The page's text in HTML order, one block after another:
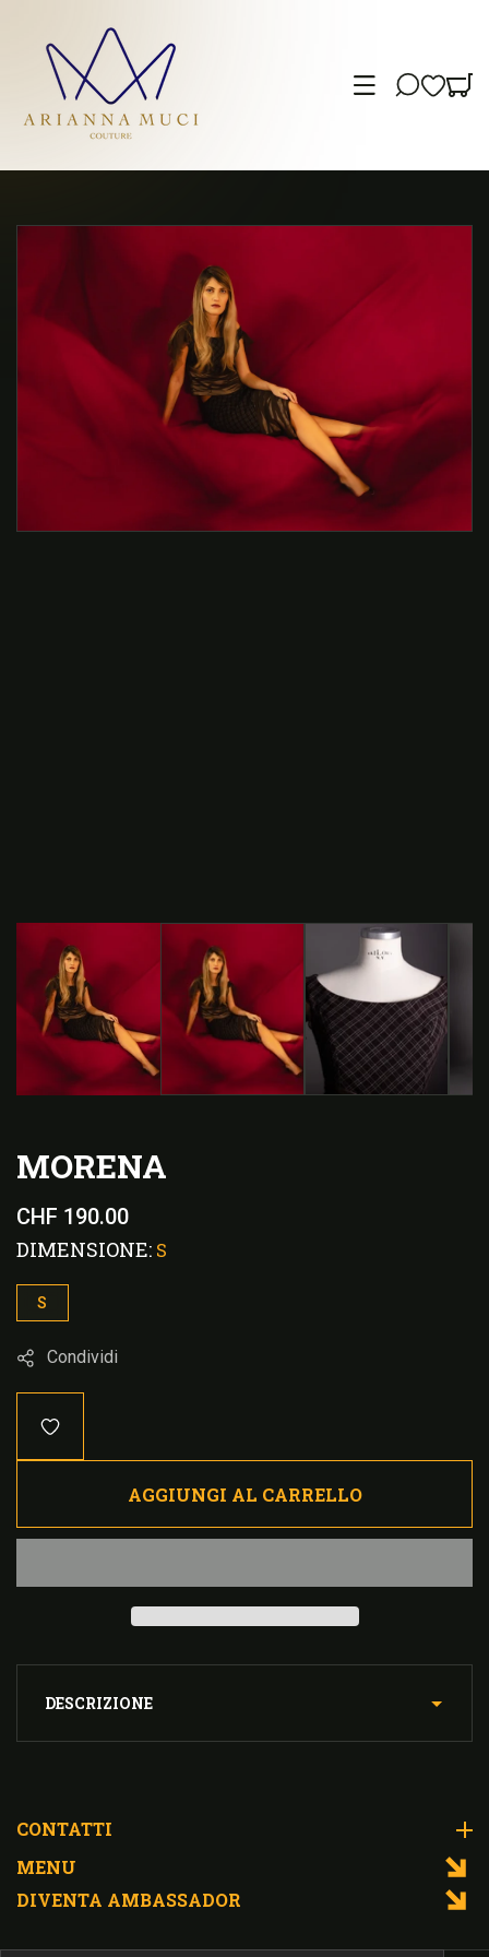
AI CONTENUTI
SUL PRODOTTO
MORENA
Prezzo
listino
CHF 190.00
DIMENSIONE: S
S
Condividi
AGGIUNGI AL CARRELLO
DESCRIZIONE
CONTATTI
MENU
DIVENTA AMBASSADOR